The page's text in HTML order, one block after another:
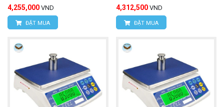
4,255,000 VND
ĐẶT MUA
4,312,500 VND
ĐẶT MUA